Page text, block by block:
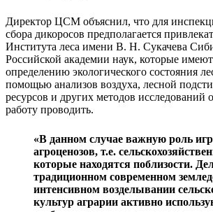
Директор ЦСМ объяснил, что для
сбора дикоросов предполагается
Института леса имени В. Н. Сукачева
Российской академии наук, которые
определению экологического состояния
помощью анализов воздуха, лесной
ресурсов и других методов исследований
работу проводить.
«В данном случае важную роль
агроценозов, т.е.
которые находятся поблизости.
традиционном современном
интенсивном возделывании
культур аграрии активно